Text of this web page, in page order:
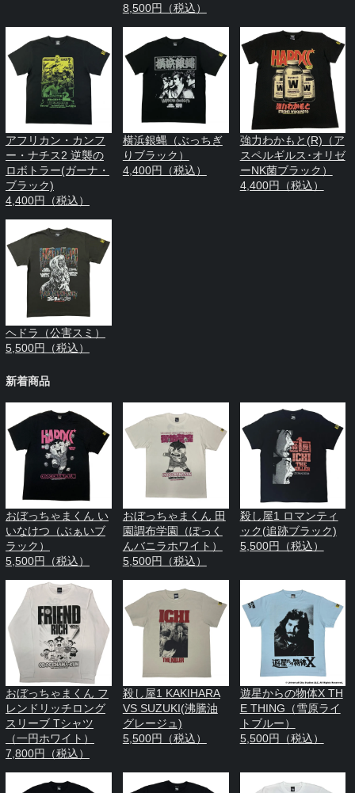
8,500円（税込）
アフリカン・カンフ
ー・ナチス2 逆襲の
ロボトラー(ガーナ・
ブラック)
4,400円（税込）
横浜銀蝿（ぶっちぎ
りブラック）
4,400円（税込）
強力わかもと(R)（ア
スペルギルス･オリゼ
ーNK菌ブラック）
4,400円（税込）
ヘドラ（公害スミ）
5,500円（税込）
新着商品
おぼっちゃまくん い
いなけつ（ぶぁいブ
ラック）
5,500円（税込）
おぼっちゃまくん 田
園調布学園（ぽっく
んバニラホワイト）
5,500円（税込）
殺し屋1 ロマンティ
ック(追跡ブラック)
5,500円（税込）
おぼっちゃまくん フ
レンドリッチロング
スリーブ Tシャツ
（一円ホワイト）
7,800円（税込）
殺し屋1 KAKIHARA
VS SUZUKI(沸騰油
グレージュ)
5,500円（税込）
遊星からの物体X TH
E THING（雪原ライ
トブルー）
5,500円（税込）